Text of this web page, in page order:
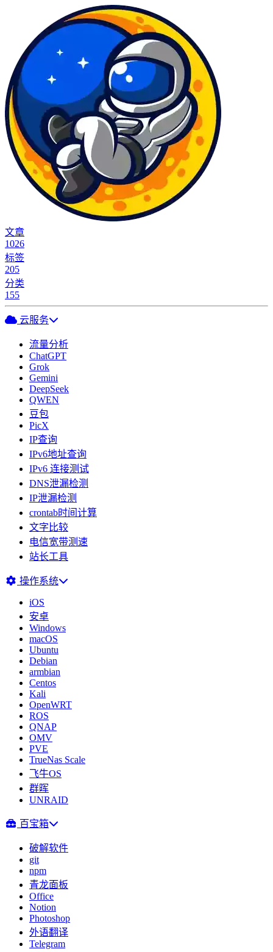
文章
1026
标签
205
分类
155
云服务
流量分析
ChatGPT
Grok
Gemini
DeepSeek
QWEN
豆包
PicX
IP查询
IPv6地址查询
IPv6 连接测试
DNS泄漏检测
IP泄漏检测
crontab时间计算
文字比较
电信宽带测速
站长工具
操作系统
iOS
安卓
Windows
macOS
Ubuntu
Debian
armbian
Centos
Kali
OpenWRT
ROS
QNAP
OMV
PVE
TrueNas Scale
飞牛OS
群晖
UNRAID
百宝箱
破解软件
git
npm
青龙面板
Office
Notion
Photoshop
外语翻译
Telegram